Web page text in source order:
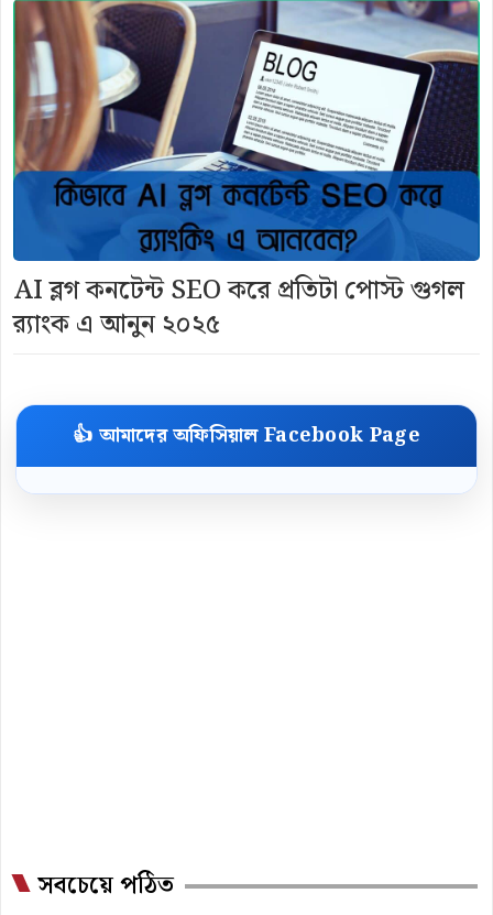
AI ব্লগ কনটেন্ট SEO করে প্রতিটা পোস্ট গুগল
র‍্যাংক এ আনুন ২০২৫
👍 আমাদের অফিসিয়াল Facebook Page
সবচেয়ে পঠিত